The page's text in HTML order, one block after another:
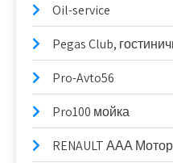
Oil-service
Pegas Club,
Pro-Avto56
Pro100 мойка
RENAULT ААА